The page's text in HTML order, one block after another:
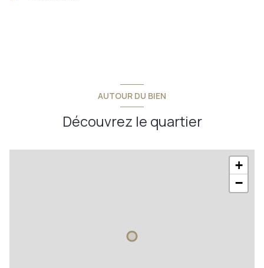
AUTOUR DU BIEN
Découvrez le quartier
+
−